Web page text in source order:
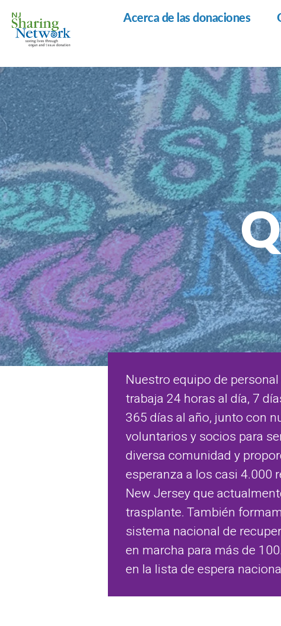
de
Intercambio
de
Nueva
Jersey
Acerca de las donaciones
Nuestro equipo de
trabaja 24 horas al día, 7
365 días al año, junto con
voluntarios y socios para
diversa comunidad y
esperanza a los casi 4.000
New Jersey que
trasplante. También
sistema nacional de
en marcha para más de
en la lista de espera